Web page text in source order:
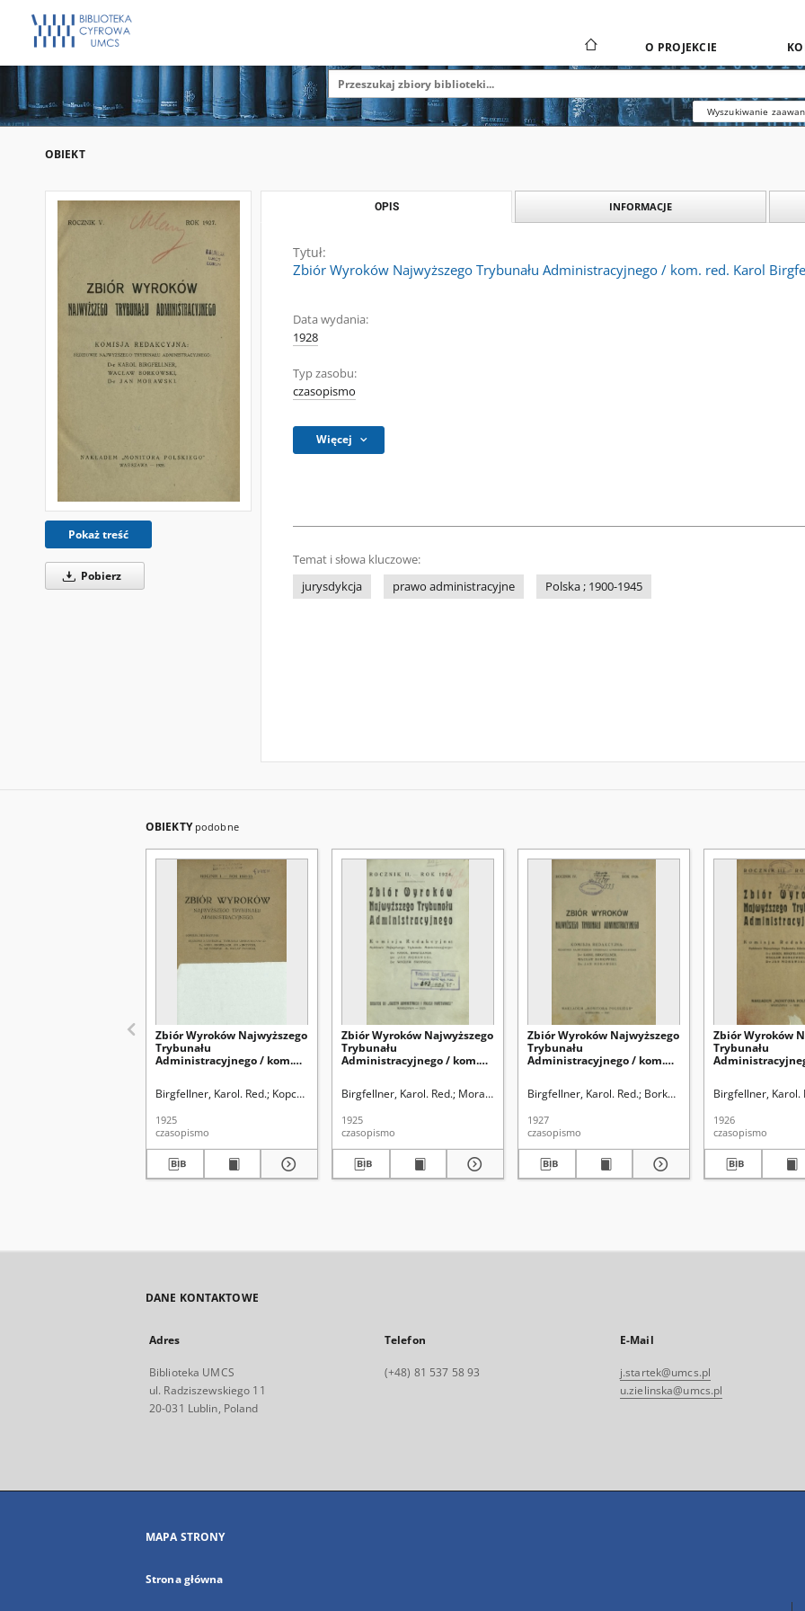
O PROJEKCIE
Wyszukiwanie
OBIEKT
Pokaż treść
Pobierz
OPIS INFORMACJE
Tytuł:
Zbiór Wyroków Najwyższego Trybunału Administracyjnego / kom. red. Karol
Data wydania:
1928
Typ zasobu:
czasopismo
Więcej
Temat i słowa kluczowe:
jurysdykcja
prawo administracyjne Polska ; 1900-1945
OBIEKTY podobne
Zbiór Wyroków Najwyższego
Trybunału
Administracyjnego / kom.
Birgfellner, Karol. Red. Kopczyński, Jan (1876-1939). Red. Swinarski, Wacław. Red. Morawski, Jan (1900-1977.) Red.
1925
czasopismo
Zbiór Wyroków Najwyższego
Trybunału
Administracyjnego / kom.
Birgfellner, Karol. Red. Morawski, Jan (1900-1977.) Red. Swinarski, Wacław. Red.
1925
czasopismo
Zbiór Wyroków Najwyższego
Trybunału
Administracyjnego / kom.
Birgfellner, Karol. Red. Borkowski, Wacław. Red.
1927
czasopismo
Zbiór Wyroków
Trybunału
Birgfellner, Karol.
1926
czasopismo
DANE KONTAKTOWE
Adres
Biblioteka UMCS
ul. Radziszewskiego 11
20-031 Lublin, Poland
Telefon
(+48) 81 537 58 93
E-Mail
j.startek@umcs.pl
u.zielinska@umcs.pl
MAPA STRONY
Strona główna